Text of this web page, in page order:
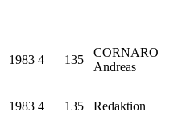
1983 4 135
CORNARO
Andreas
1983 4 135 Redaktion